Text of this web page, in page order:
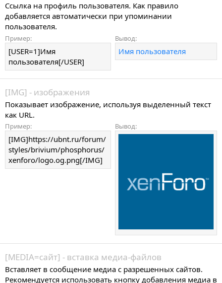
Ссылка на профиль пользователя. Как правило
добавляется автоматически при упоминании
пользователя.
Пример:
[USER=1]Имя
пользователя[/USER]
Вывод:
Имя пользователя
[IMG] - изображения
Показывает изображение, используя выделенный текст
как URL.
Пример:
[IMG]https://ubnt.ru/forum/
styles/brivium/phosphorus/
xenforo/logo.og.png[/IMG]
Вывод:
[MEDIA=сайт] - вставка медиа-файлов
Вставляет в сообщение медиа с разрешенных сайтов.
Рекомендуется использовать кнопку добавления медиа в